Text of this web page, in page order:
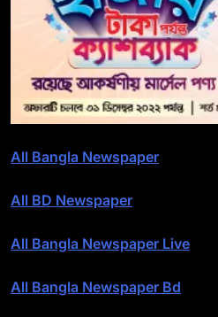
All Bangla Newspaper
All BD Newspaper
All Bangla Newspaper Live
All Bangla Newspaper Bd